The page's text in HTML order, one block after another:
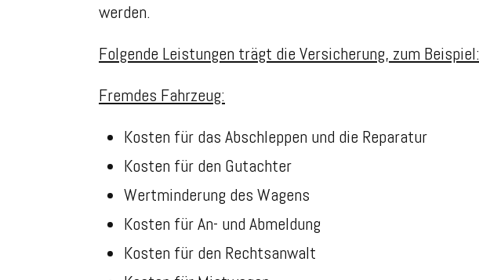
werden.
Folgende Leistungen trägt die Versicherung, zum Beispiel:
Fremdes Fahrzeug:
Kosten für das Abschleppen und die Reparatur
Kosten für den Gutachter
Wertminderung des Wagens
Kosten für An- und Abmeldung
Kosten für den Rechtsanwalt